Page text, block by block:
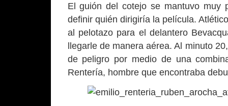
El guión del cotejo se mantuvo muy
definir quién dirigiría la película.
al pelotazo para el delantero
llegarle de manera aérea. Al minuto
de peligro por medio de una
Rentería, hombre que encontraba